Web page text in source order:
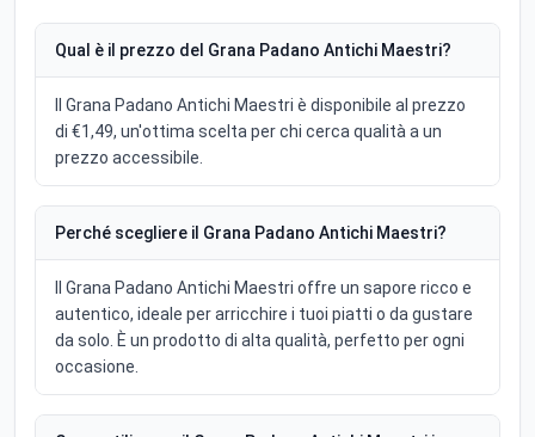
Qual è il prezzo del Grana Padano Antichi Maestri?
Il Grana Padano Antichi Maestri è disponibile al prezzo
di €1,49, un'ottima scelta per chi cerca qualità a un
prezzo accessibile.
Perché scegliere il Grana Padano Antichi Maestri?
Il Grana Padano Antichi Maestri offre un sapore ricco e
autentico, ideale per arricchire i tuoi piatti o da gustare
da solo. È un prodotto di alta qualità, perfetto per ogni
occasione.